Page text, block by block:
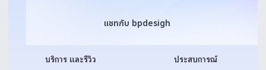
แชทกับ bpdesigh
แชทกับ bpdesigh
บริการ และรีวิว ประสบการณ์